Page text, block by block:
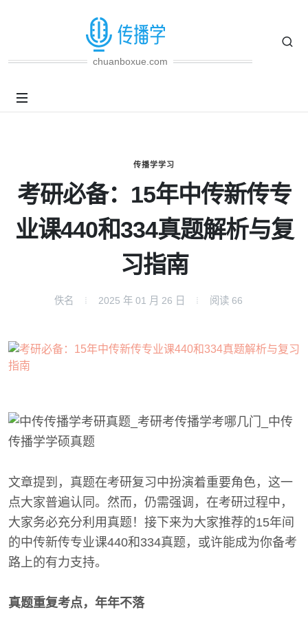
chuanboxue.com
传播学学习
考研必备：15年中传新传专
业课440和334真题解析与复
习指南
佚名 2025 年 01 月 26 日 阅读 66
文章提到，真题在考研复习中扮演着重要角色，这一
点大家普遍认同。然而，仍需强调，在考研过程中，
大家务必充分利用真题！接下来为大家推荐的15年间
的中传新传专业课440和334真题，或许能成为你备考
路上的有力支持。
真题重复考点，年年不落